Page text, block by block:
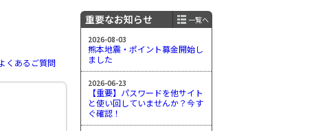
くあるご質問
重要なお知らせ
一覧へ
2026-08-03
熊本地震・ポイント募金開始し
ました
2026-06-23
【重要】パスワードを他サイト
と使い回していませんか？今す
ぐ確認！